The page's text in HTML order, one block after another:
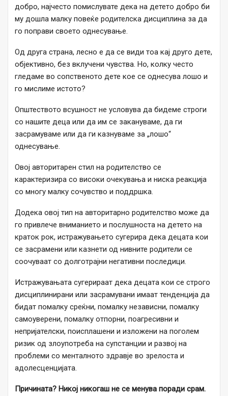
добро, најчесто помислувате дека на детето добро би
му дошла малку повеќе родителска дисциплина за да
го поправи своето однесување.
Од друга страна, лесно е да се види тоа кај друго дете,
објективно, без вклучени чувства. Но, колку често
гледаме во сопственото дете кое се однесува лошо и
го мислиме истото?
Општеството всушност не условува да бидеме строги
со нашите деца или да им се закануваме, да ги
засрамуваме или да ги казнуваме за „лошо“
однесување.
Овој авторитарен стил на родителство се
карактеризира со високи очекувања и ниска реакција
со многу малку сочувство и поддршка.
Додека овој тип на авторитарно родителство може да
го привлече вниманието и послушноста на детето на
краток рок, истражувањето сугерира дека децата кои
се засрамени или казнети од нивните родители се
соочуваат со долготрајни негативни последици.
Истражувањата сугерираат дека децата кои се строго
дисциплинирани или засрамувани имаат тенденција да
бидат помалку среќни, помалку независни, помалку
самоуверени, помалку отпорни, поагресивни и
непријателски, поисплашени и изложени на поголем
ризик од злоупотреба на супстанции и развој на
проблеми со менталното здравје во зрелоста и
адолесценцијата.
Причината? Никој никогаш не се менува поради срам.